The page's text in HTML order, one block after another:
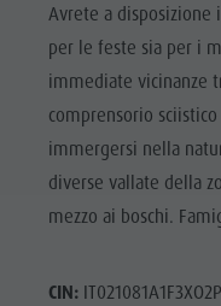
Avrete a disposizione
per le feste sia per i
immediate vicinanze
comprensorio
immergersi nella
diverse vallate della
mezzo ai boschi.
CIN: